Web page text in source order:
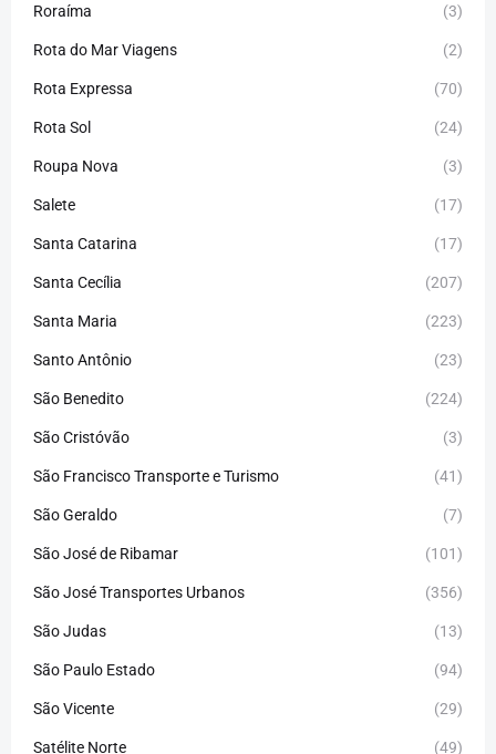
Roraíma (3)
Rota do Mar Viagens (2)
Rota Expressa (70)
Rota Sol (24)
Roupa Nova (3)
Salete (17)
Santa Catarina (17)
Santa Cecília (207)
Santa Maria (223)
Santo Antônio (23)
São Benedito (224)
São Cristóvão (3)
São Francisco Transporte e Turismo (41)
São Geraldo (7)
São José de Ribamar (101)
São José Transportes Urbanos (356)
São Judas (13)
São Paulo Estado (94)
São Vicente (29)
Satélite Norte (49)